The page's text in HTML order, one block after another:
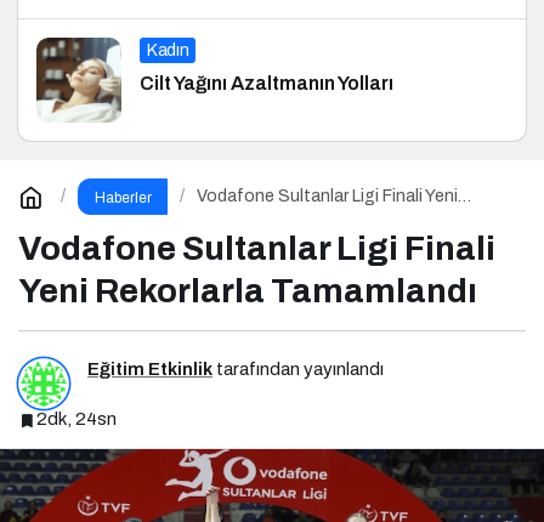
Konforlu ve Hızlı Bir Çözüm
Kadın
Cilt Yağını Azaltmanın Yolları
Haberler
Vodafone Sultanlar Ligi Finali Yeni
Vodafone Sultanlar Ligi Finali
Yeni Rekorlarla Tamamlandı
Eğitim Etkinlik tarafından yayınlandı
2dk, 24sn